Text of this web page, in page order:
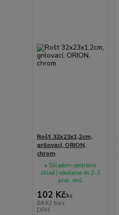
Rošt 32x23x1,2cm,
grilovací, ORION,
chrom
102 Kč/ks
84 Kč bez
DPH
• Skladem centrální
sklad | odešleme do 2-3
prac. dnů